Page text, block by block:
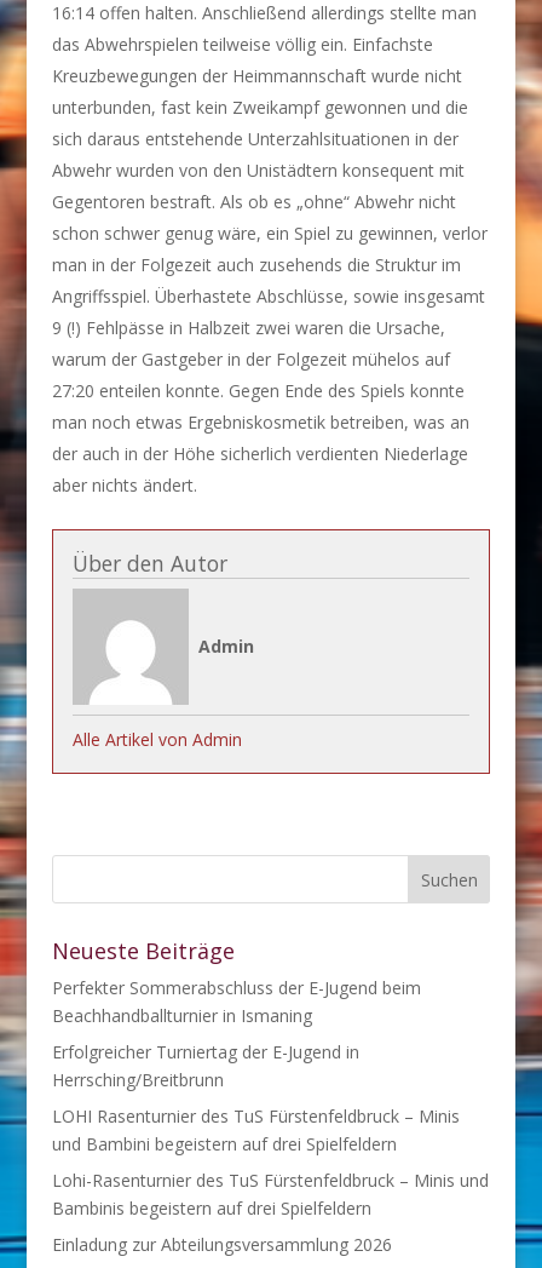
16:14 offen halten. Anschließend allerdings stellte man
das Abwehrspielen teilweise völlig ein. Einfachste
Kreuzbewegungen der Heimmannschaft wurde nicht
unterbunden, fast kein Zweikampf gewonnen und die
sich daraus entstehende Unterzahlsituationen in der
Abwehr wurden von den Unistädtern konsequent mit
Gegentoren bestraft. Als ob es „ohne“ Abwehr nicht
schon schwer genug wäre, ein Spiel zu gewinnen, verlor
man in der Folgezeit auch zusehends die Struktur im
Angriffsspiel. Überhastete Abschlüsse, sowie insgesamt
9 (!) Fehlpässe in Halbzeit zwei waren die Ursache,
warum der Gastgeber in der Folgezeit mühelos auf
27:20 enteilen konnte. Gegen Ende des Spiels konnte
man noch etwas Ergebniskosmetik betreiben, was an
der auch in der Höhe sicherlich verdienten Niederlage
aber nichts ändert.
Über den Autor
Admin
Alle Artikel von Admin
Neueste Beiträge
Perfekter Sommerabschluss der E-Jugend beim
Beachhandballturnier in Ismaning
Erfolgreicher Turniertag der E-Jugend in
Herrsching/Breitbrunn
LOHI Rasenturnier des TuS Fürstenfeldbruck – Minis
und Bambini begeistern auf drei Spielfeldern
Lohi-Rasenturnier des TuS Fürstenfeldbruck – Minis und
Bambinis begeistern auf drei Spielfeldern
Einladung zur Abteilungsversammlung 2026